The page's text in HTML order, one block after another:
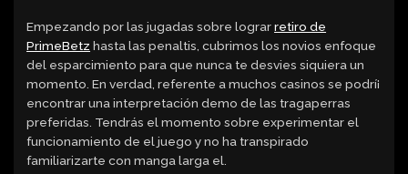
Empezando por las jugadas sobre lograrretiro de
PrimeBetz hasta las penaltis, cubrimos los novios enfoque
del esparcimiento para que nunca te desvies siquiera un
momento. En verdad, referente a muchos casinos se podrí¡
encontrar una interpretación demo de las tragaperras
preferidas. Tendrás el momento sobre experimentar el
funcionamiento de el juego y no ha transpirado
familiarizarte con manga larga el.